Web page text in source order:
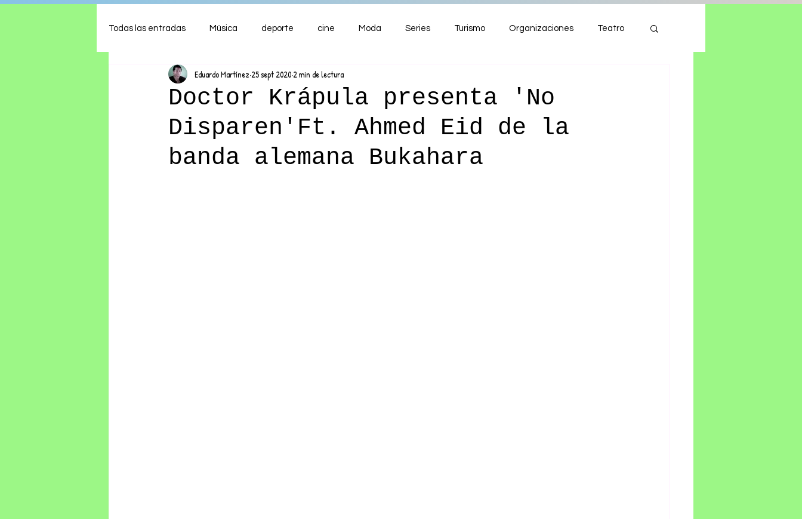
Todas las entradas Música deporte cine Moda Series Turismo Organizaciones Teatro
Shows Comida ENTRETENIMIENTO
Ambiente Hogar Finanzas
Doctor Krápula presenta 'No
Disparen'Ft. Ahmed Eid de la
banda alemana Bukahara
Eduardo Martínez 25 sept 2020 2 min de lectura